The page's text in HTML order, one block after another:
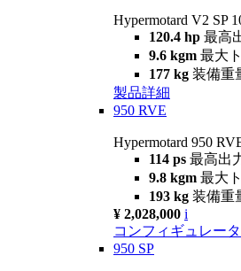
Hypermotard V2 SP
120.4 hp 最高
9.6 kgm 最大
177 kg 装備重
製品詳細
950 RVE
Hypermotard 950
114 ps 最高出
9.8 kgm 最大
193 kg 装備重
¥ 2,028,000 i
コンフィギュレー
950 SP